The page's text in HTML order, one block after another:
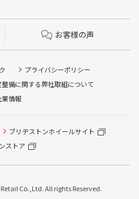
お客様の声
プライバシーポリシー
整備に関する弊社取組について
業情報
ブリヂストンホイールサイト
ストア
Co.,Ltd. All rights Reserved.
履き替え/オイル交換/その他
ち予約 ※クローク契約会員の